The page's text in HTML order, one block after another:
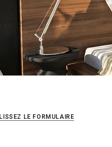
LE FORMULAIRE